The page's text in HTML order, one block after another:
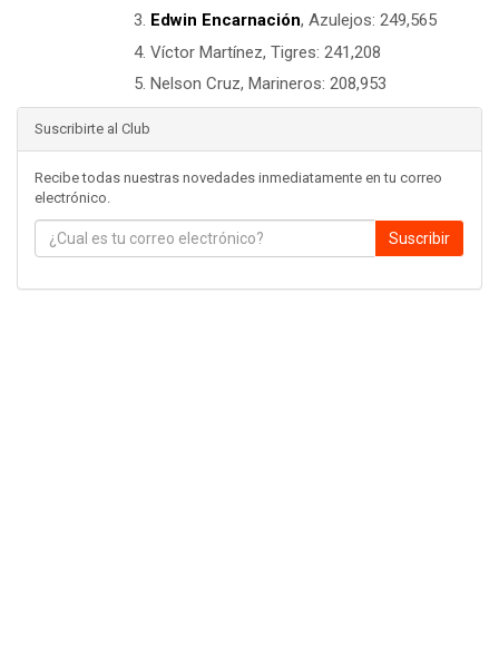
Edwin Encarnación, Azulejos: 249,565
Víctor Martínez, Tigres: 241,208
Nelson Cruz, Marineros: 208,953
Suscribirte al Club
Recibe todas nuestras novedades inmediatamente en tu correo
electrónico.
Suscribir